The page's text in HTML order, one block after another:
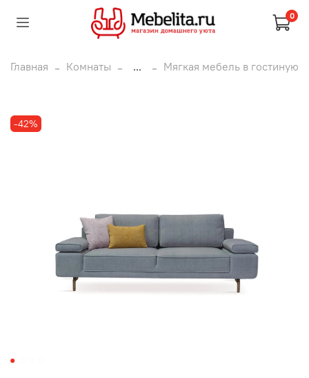
0
Главная Комнаты ... Мягкая мебель в гостиную
-42%